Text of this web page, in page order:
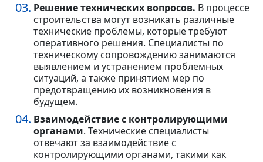
Решение технических вопросов. В процессе
строительства могут возникать различные
технические проблемы, которые требуют
оперативного решения. Специалисты по
техническому сопровождению занимаются
выявлением и устранением проблемных
ситуаций, а также принятием мер по
предотвращению их возникновения в
будущем.
Взаимодействие с контролирующими
органами. Технические специалисты
отвечают за взаимодействие с
контролирующими органами, такими как